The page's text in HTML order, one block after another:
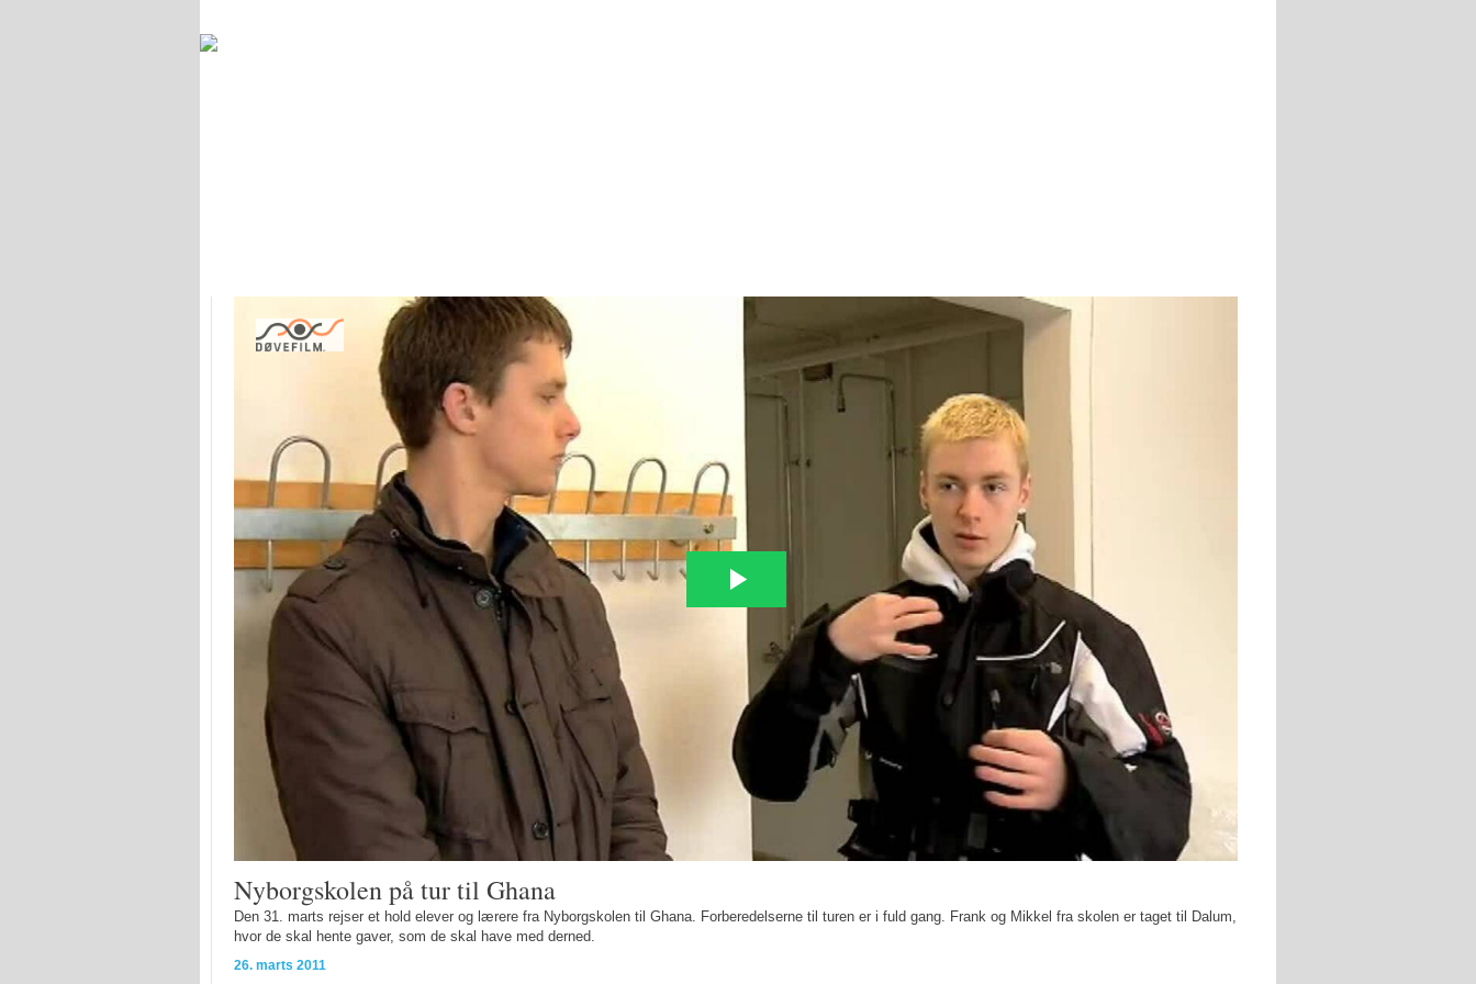
Nyborgskolen på tur til Ghana
Den 31. marts rejser et hold elever og lærere fra Nyborgskolen til Ghana. Forberedelserne til turen er i fuld gang. Frank og Mikkel fra skolen er taget til Dalum,
hvor de skal hente gaver, som de skal have med derned.
26. marts 2011